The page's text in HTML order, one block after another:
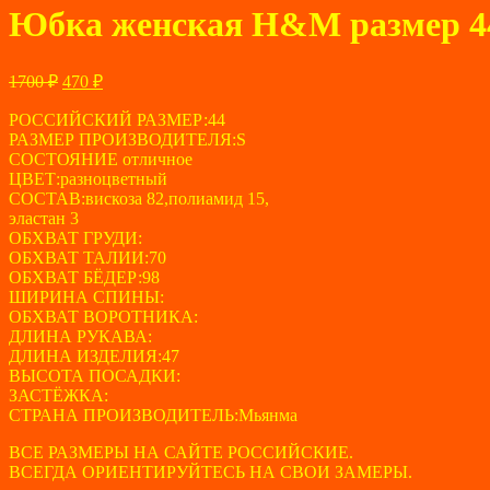
Юбка женская H&M размер
1700₽ Первоначальная
составляла
1700 ₽.
470 ₽Текущая
470 ₽.
РОССИЙСКИЙ РАЗМЕР:44
РАЗМЕР ПРОИЗВОДИТЕЛЯ:S
СОСТОЯНИЕ отличное
ЦВЕТ:разноцветный
СОСТАВ:вискоза 82,полиамид 15,
эластан 3
ОБХВАТ ГРУДИ:
ОБХВАТ ТАЛИИ:70
ОБХВАТ БЁДЕР:98
ШИРИНА СПИНЫ:
ОБХВАТ ВОРОТНИКА:
ДЛИНА РУКАВА:
ДЛИНА ИЗДЕЛИЯ:47
ВЫСОТА ПОСАДКИ:
ЗАСТЁЖКА:
СТРАНА ПРОИЗВОДИТЕЛЬ:Мьянма
ВСЕ РАЗМЕРЫ НА САЙТЕ РОССИЙСКИЕ.
ВСЕГДА ОРИЕНТИРУЙТЕСЬ НА СВОИ ЗАМЕРЫ.